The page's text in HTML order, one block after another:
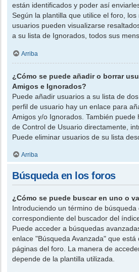
están identificados y poder así
Según la plantilla que utilice el foro,
usuarios pueden visualizarse
a su lista de Ignorados, todos sus
Arriba
¿Cómo se puede añadir o borrar
Amigos e Ignorados?
Puede añadir usuarios a su lista de
perfil de usuario hay un enlace para
Amigos y/o Ignorados. También puede
de Control de Usuario directamente,
Puede eliminar usuarios de su lista
Arriba
Búsqueda en los foros
¿Cómo se puede buscar en uno o
Introduciendo un término de búsqueda
correspondiente del buscador del
Puede acceder a búsquedas
enlace "Búsqueda Avanzada" que
páginas del foro. La manera de
depende de la plantilla utilizada.